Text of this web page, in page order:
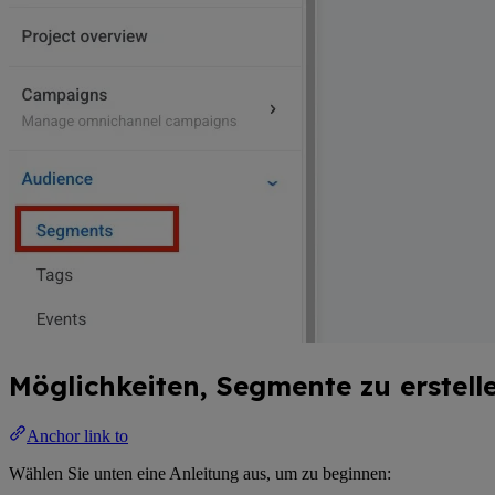
Möglichkeiten, Segmente zu
Anchor link to
Wählen Sie unten eine Anleitung aus, um zu beginnen: